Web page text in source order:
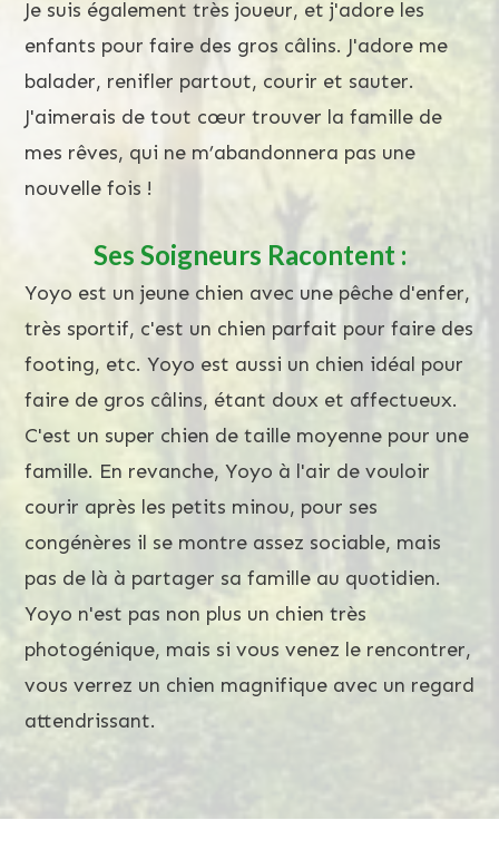
Je suis également très joueur, et j'adore les
enfants pour faire des gros câlins. J'adore me
balader, renifler partout, courir et sauter.
J'aimerais de tout cœur trouver la famille de
mes rêves, qui ne m’abandonnera pas une
nouvelle fois !
Ses Soigneurs Racontent :
Yoyo est un jeune chien avec une pêche d'enfer,
très sportif, c'est un chien parfait pour faire des
footing, etc. Yoyo est aussi un chien idéal pour
faire de gros câlins, étant doux et affectueux.
C'est un super chien de taille moyenne pour une
famille. En revanche, Yoyo à l'air de vouloir
courir après les petits minou, pour ses
congénères il se montre assez sociable, mais
pas de là à partager sa famille au quotidien.
Yoyo n'est pas non plus un chien très
photogénique, mais si vous venez le rencontrer,
vous verrez un chien magnifique avec un regard
attendrissant.